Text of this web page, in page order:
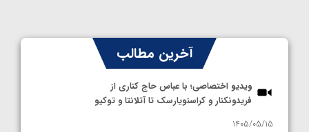
آخرین مطالب
ویدیو اختصاصی؛ با عباس حاج کناری از
فریدونکنار و کراسنویارسک تا آتلانتا و توکیو
1405/05/15